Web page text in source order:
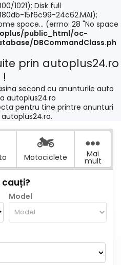
1021): Disk full
15f6c99-24c62.MAI);
space... (errno: 28 "No space
public_html/oc-
DBCommandClass.ph
prin autoplus24.ro
!
second cu anunturile auto
autoplus24.ro
pentru tine printre anunturi
Motociclete Mai
mult
cauți?
Model